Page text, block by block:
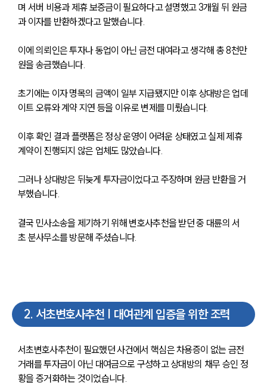
며 서버 비용과 제휴 보증금이 필요하다고 설명했고 3개월 뒤 원금
과 이자를 반환하겠다고 말했습니다.
이에 의뢰인은 투자나 동업이 아닌 금전 대여라고 생각해 총 8천만
원을 송금했습니다.
초기에는 이자 명목의 금액이 일부 지급됐지만 이후 상대방은 업데
이트 오류와 계약 지연 등을 이유로 변제를 미뤘습니다.
이후 확인 결과 플랫폼은 정상 운영이 어려운 상태였고 실제 제휴
계약이 진행되지 않은 업체도 많았습니다.
그러나 상대방은 뒤늦게 투자금이었다고 주장하며 원금 반환을 거
부했습니다.
결국 민사소송을 제기하기 위해 변호사추천을 받던 중 대륜의 서
초 분사무소를 방문해 주셨습니다.
2. 서초변호사추천 | 대여관계 입증을 위한 조력
서초변호사추천이 필요했던 사건에서 핵심은 차용증이 없는 금전
거래를 투자금이 아닌 대여금으로 구성하고 상대방의 채무 승인 정
황을 증거화하는 것이었습니다.